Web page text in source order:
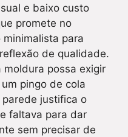
e baixo custo
promete no
para
de qualidade.
possa exigir
pingo de cola
justifica o
faltava para dar
sem precisar de